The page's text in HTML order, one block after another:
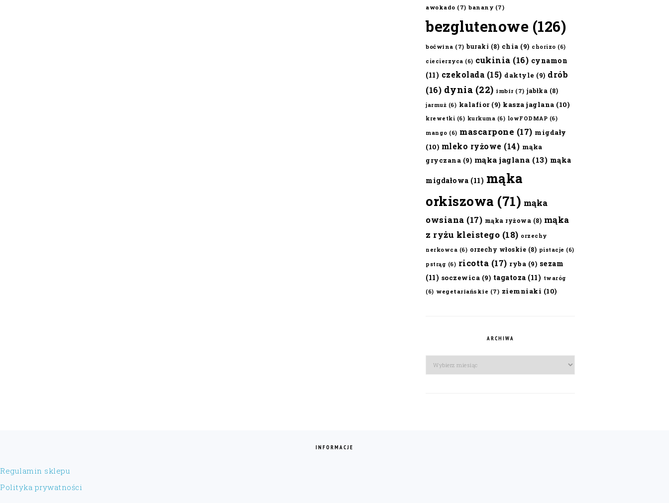
awokado (7) banany (7)
bezglutenowe (126)
boćwina (7) buraki (8) chia (9) chorizo (6)
ciecierzyca (6) cukinia (16) cynamon
(11) czekolada (15) daktyle (9) drób
(16) dynia (22) imbir (7) jabłka (8)
jarmuż (6) kalafior(9) kasza jaglana (10)
krewetki (6) kurkuma (6) lowFODMAP (6)
mango (6) mascarpone (17) migdały
(10) mleko ryżowe (14) mąka
gryczana (9) mąka jaglana (13) mąka
migdałowa (11) mąka
orkiszowa (71) mąka
owsiana (17) mąka ryżowa (8) mąka
z ryżu kleistego (18) orzechy
nerkowca (6) orzechy włoskie (8) pistacje (6)
pstrąg (6) ricotta (17) ryba (9) sezam
(11) soczewica (9) tagatoza (11) twaróg
(6) wegetariańskie (7) ziemniaki (10)
ARCHIWA
Archiwa
INFORMACJE
Regulamin sklepu
Polityka prywatności